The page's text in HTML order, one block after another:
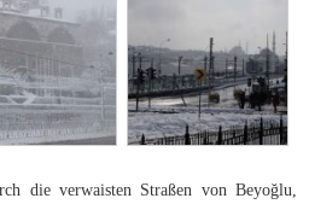
die verwaisten Straßen von Beyoğlu,